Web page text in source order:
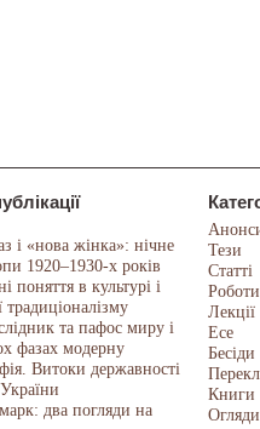
і «нова жінка»: нічне
1920–1930-х років
поняття в культурі і
традиціоналізму
та пафос миру і
фазах модерну
Витоки державності
два погляди на
Тези
Статті
Роботи
Лекції
Есе
Бесіди
Книги
Огляди